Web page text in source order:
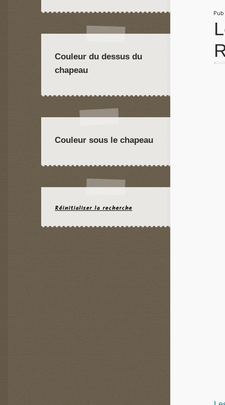
Couleur du dessus du
chapeau
Couleur sous le chapeau
Réinitialiser la recherche